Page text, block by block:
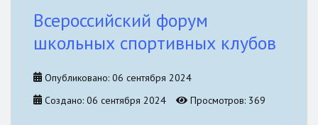
Всероссийский форум
школьных спортивных клубов
Опубликовано: 06 сентября 2024
Создано: 06 сентября 2024
Просмотров: 369